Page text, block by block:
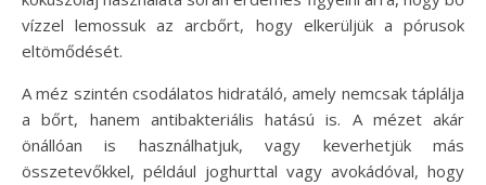
vízzel lemossuk az arcbőrt, hogy elkerüljük a pórusok
eltömődését.
A méz szintén csodálatos hidratáló, amely nemcsak táplálja
a bőrt, hanem antibakteriális hatású is. A mézet akár
önállóan is használhatjuk, vagy keverhetjük más
összetevőkkel, például joghurttal vagy avokádóval, hogy